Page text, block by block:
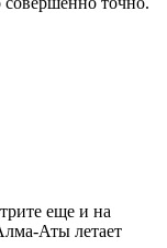
еще и на
Аты летает